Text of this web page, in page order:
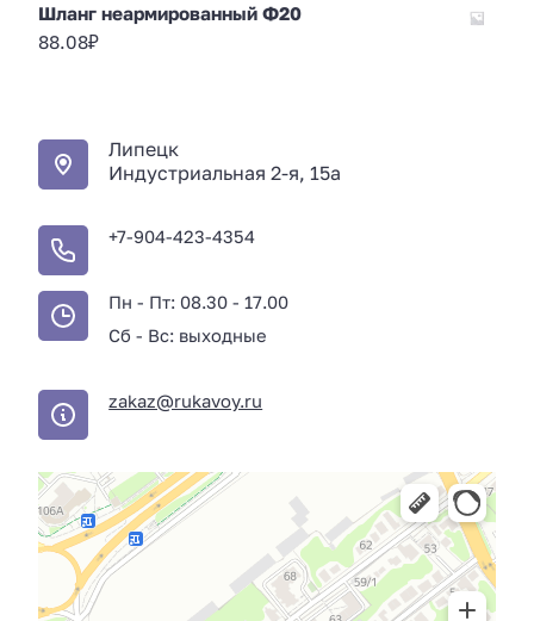
Шланг неармированный Ф20
88.08₽
Липецк
Индустриальная 2-я, 15а
+7-904-423-4354
Пн - Пт: 08.30 - 17.00
Сб - Вс: выходные
zakaz@rukavoy.ru